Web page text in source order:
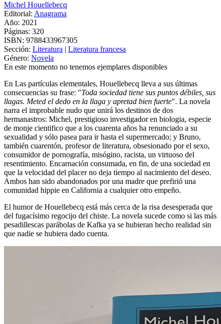
Michel Houellebecq
Editorial: Anagrama
Año: 2021
Páginas: 320
ISBN: 9788433967305
Sección: Literatura | Literatura francesa
Género: Novela
En este momento no tenemos ejemplares disponibles
En Las partículas elementales, Houellebecq lleva a sus últimas
consecuencias su frase: "Toda sociedad tiene sus puntos débiles, sus
llagas. Meted el dedo en la llaga y apretad bien fuerte". La novela
narra el improbable nudo que unirá los destinos de dos
hermanastros: Michel, prestigioso investigador en biologia, especie
de monje cientifico que a los cuarenta años ha renunciado a su
sexualidad y sólo pasea para ir hasta el supermercado; y Bruno,
también cuarentón, profesor de literatura, obsesionado por el sexo,
consumidor de pornografía, misógino, racista, un virtuoso del
resentimiento. Encarnación consumada, en fin, de una sociedad en
que la velocidad del placer no deja tiempo al nacimiento del deseo.
Ambos han sido abandonados por una madre que prefirió una
comunidad hippie en California a cualquier otro empeño.
El humor de Houellebecq está más cerca de la risa desesperada que
del fugacísimo regocijo del chiste. La novela sucede como si las más
pesadillescas parábolas de Kafka ya se hubieran hecho realidad sin
que nadie se hubiera dado cuenta.